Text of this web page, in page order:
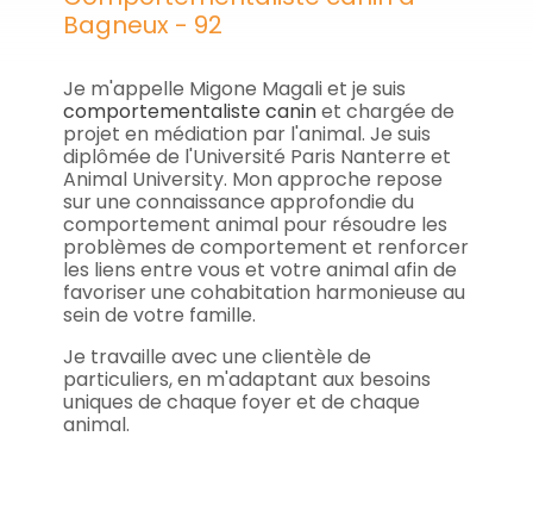
Bagneux - 92
Je m'appelle Migone Magali et je suis
comportementaliste caninet chargée de
projet en médiation par l'animal. Je suis
diplômée de l'Université Paris Nanterre et
Animal University. Mon approche repose
sur une connaissance approfondie du
comportement animal pour résoudre les
problèmes de comportement et renforcer
les liens entre vous et votre animal afin de
favoriser une cohabitation harmonieuse au
sein de votre famille.
Je travaille avec une clientèle de
particuliers, en m'adaptant aux besoins
uniques de chaque foyer et de chaque
animal.